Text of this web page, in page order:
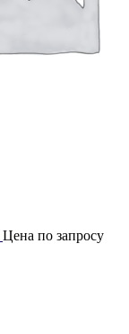
Цена по запросу